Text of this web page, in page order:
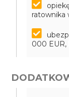
ratownika
000 EUR,